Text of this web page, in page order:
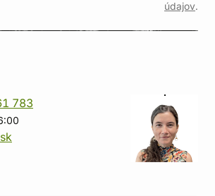
údajov.
783